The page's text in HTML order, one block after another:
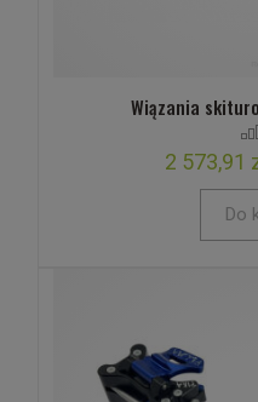
Wiązania
2 573,91
Do